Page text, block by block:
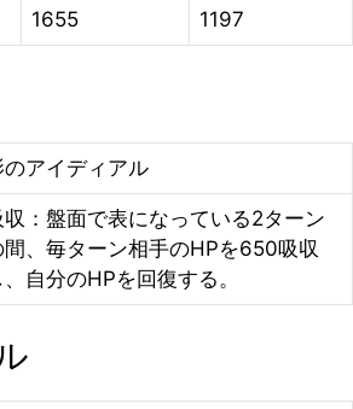
1655 1197
のアイディアル
収：盤面で表になっている2ターン
間、毎ターン相手のHPを650吸収
、自分のHPを回復する。